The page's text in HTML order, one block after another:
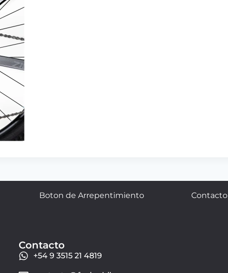
Boton de Arrepentimiento Contacto
Contacto
+54 9 3515 21 4819